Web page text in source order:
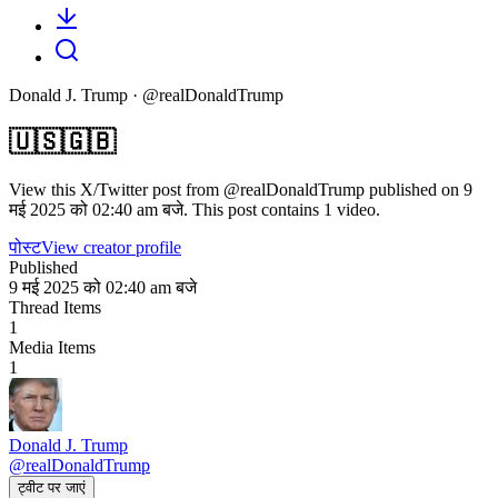
Donald J. Trump · @realDonaldTrump
🇺🇸🇬🇧
View this X/Twitter post from @realDonaldTrump published on 9
मई 2025 को 02:40 am बजे. This post contains 1 video.
पोस्टView creator profile
Published
9 मई 2025 को 02:40 am बजे
Thread Items
1
Media Items
1
Donald J. Trump
@realDonaldTrump
ट्वीट पर जाएं